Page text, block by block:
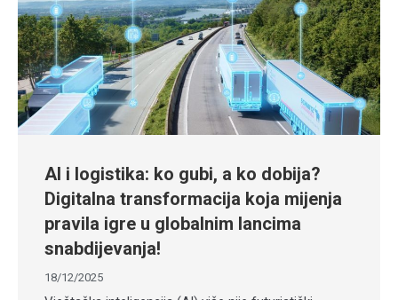
AI i logistika: ko gubi, a ko dobija?
Digitalna transformacija koja mijenja
pravila igre u globalnim lancima
snabdijevanja!
18/12/2025